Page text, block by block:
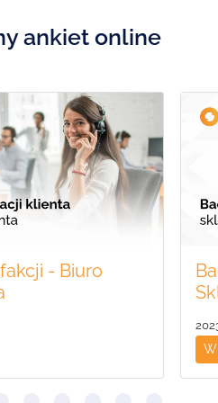
ankiet online
- Biuro